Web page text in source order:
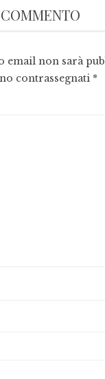
non sarà
contrassegnati *